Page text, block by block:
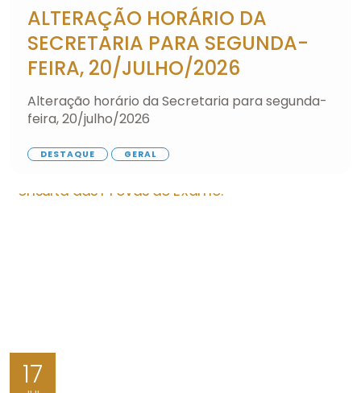
ALTERAÇÃO HORÁRIO DA
SECRETARIA PARA SEGUNDA-
FEIRA, 20/JULHO/2026
Alteração horário da Secretaria para segunda-
feira, 20/julho/2026
DESTAQUE GERAL
17